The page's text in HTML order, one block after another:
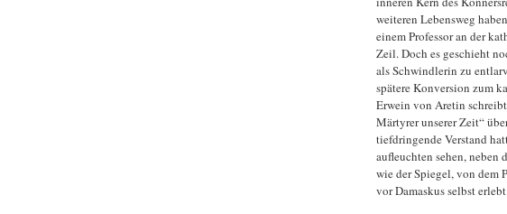
weiteren Lebensweg
einem Professor an der
Zeil. Doch es geschieht
als Schwindlerin zu
spätere Konversion zum
Erwein von Aretin
Märtyrer unserer Zeit“
tiefdringende Verstand
aufleuchten sehen, neben
wie der Spiegel, von dem
vor Damaskus selbst